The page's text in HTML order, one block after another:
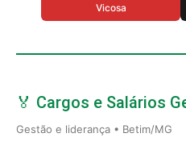
Vicosa
🏅 Cargos e Salários
Gestão e liderança • Betim/MG